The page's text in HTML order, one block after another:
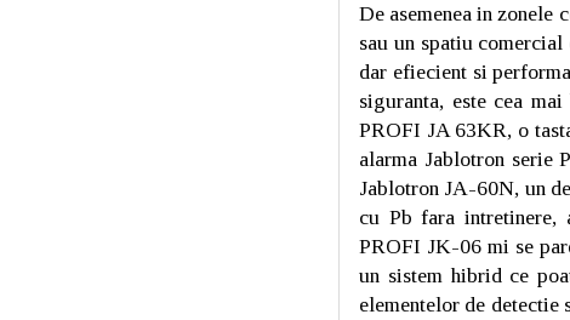
De asemenea in zonele
sau un spatiu
dar efiecient si
siguranta, este cea
PROFI JA 63KR, o
alarma Jablotron serie
Jablotron JA-60N, un
cu Pb fara intretinere,
PROFI JK-06 mi se
un sistem hibrid ce
elementelor de detectie